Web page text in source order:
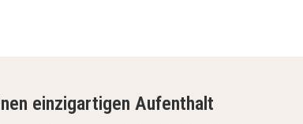
Frotteeslipper.
einzigartigen Aufenthalt